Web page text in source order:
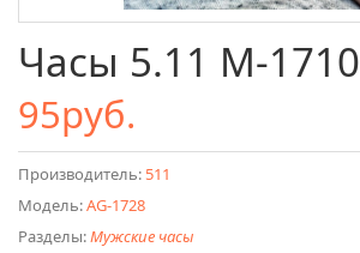
Часы 5.11 M-1710
95руб.
Производитель: 511
Модель:AG-1728
Разделы:Мужские часы